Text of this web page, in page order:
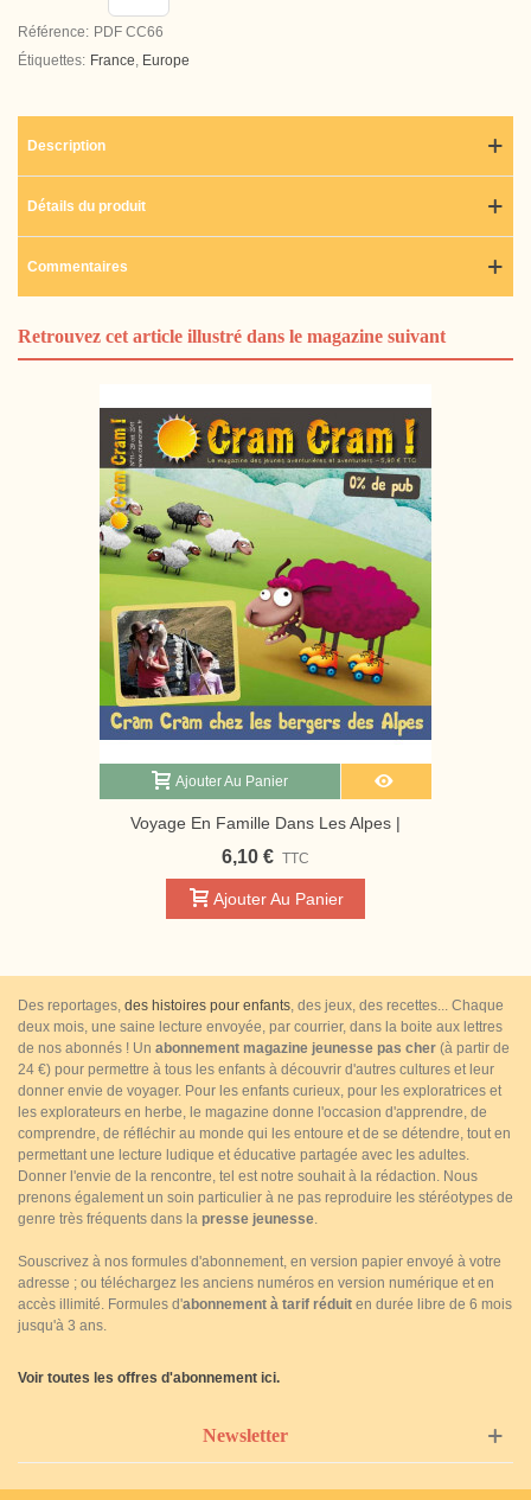
Référence: PDF CC66
Étiquettes: France, Europe
Description
Détails du produit
Commentaires
Retrouvez cet article illustré dans le magazine suivant
Ajouter Au Panier
Voyage En Famille Dans Les Alpes |
Magazine Jeunesse Cram Cram
6,10 € TTC
Ajouter Au Panier
Des reportages, des histoires pour enfants, des jeux, des recettes... Chaque
deux mois, une saine lecture envoyée, par courrier, dans la boite aux lettres
de nos abonnés ! Un abonnement magazine jeunesse pas cher (à partir de
24 €) pour permettre à tous les enfants à découvrir d'autres cultures et leur
donner envie de voyager. Pour les enfants curieux, pour les exploratrices et
les explorateurs en herbe, le magazine donne l'occasion d'apprendre, de
comprendre, de réfléchir au monde qui les entoure et de se détendre, tout en
permettant une lecture ludique et éducative partagée avec les adultes.
Donner l'envie de la rencontre, tel est notre souhait à la rédaction. Nous
prenons également un soin particulier à ne pas reproduire les stéréotypes de
genre très fréquents dans la presse jeunesse.
Souscrivez à nos formules d'abonnement, en version papier envoyé à votre
adresse ; ou téléchargez les anciens numéros en version numérique et en
accès illimité. Formules d'abonnement à tarif réduit en durée libre de 6 mois
jusqu'à 3 ans.
Voir toutes les offres d'abonnement ici.
Newsletter